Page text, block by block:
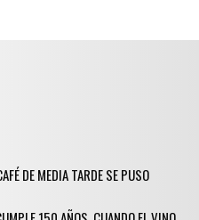
DE MEDIA TARDE SE PUSO